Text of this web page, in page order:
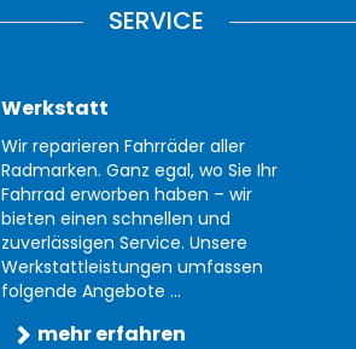
SERVICE
Werkstatt
Wir reparieren Fahrräder aller
Radmarken. Ganz egal, wo Sie Ihr
Fahrrad erworben haben – wir
bieten einen schnellen und
zuverlässigen Service. Unsere
Werkstattleistungen umfassen
folgende Angebote ...
mehr erfahren